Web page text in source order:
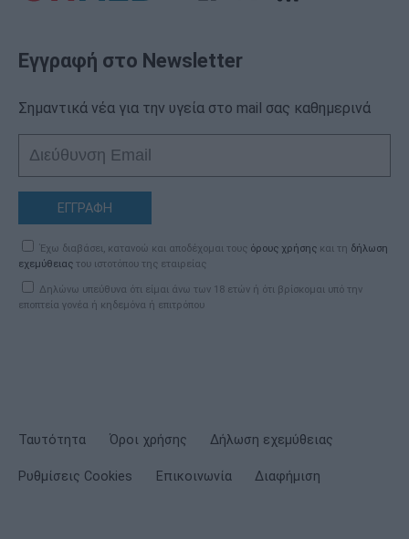
Εγγραφή στο Newsletter
Σημαντικά νέα για την υγεία στο mail σας καθημερινά
ΕΓΓΡΑΦΗ
Έχω διαβάσει, κατανοώ και αποδέχομαι τους όρους χρήσης και τη δήλωση
εχεμύθειας του ιστοτόπου της εταιρείας
Δηλώνω υπεύθυνα ότι είμαι άνω των 18 ετών ή ότι βρίσκομαι υπό την
εποπτεία γονέα ή κηδεμόνα ή επιτρόπου
Ταυτότητα Όροι χρήσης Δήλωση εχεμύθειας
Ρυθμίσεις Cookies Επικοινωνία Διαφήμιση